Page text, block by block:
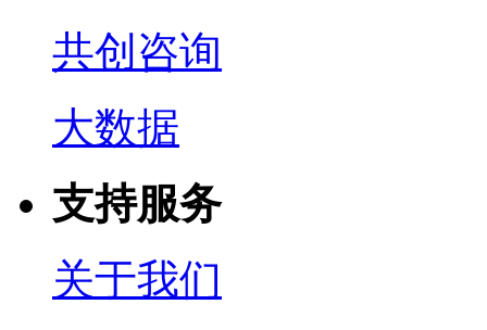
共创咨询
大数据
支持服务
关于我们